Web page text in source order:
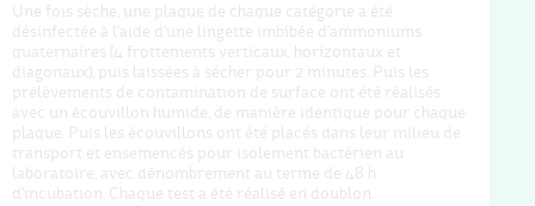
Une fois sèche, une plaque de chaque catégorie a été
désinfectée à l'aide d'une lingette imbibée d'ammoniums
quaternaires (4 frottements verticaux, horizontaux et
diagonaux), puis laissées à sécher pour 2 minutes. Puis les
prélèvements de contamination de surface ont été réalisés
avec un écouvillon humide, de manière identique pour chaque
plaque. Puis les écouvillons ont été placés dans leur milieu de
transport et ensemencés pour isolement bactérien au
laboratoire, avec dénombrement au terme de 48 h
d'incubation. Chaque test a été réalisé en doublon.